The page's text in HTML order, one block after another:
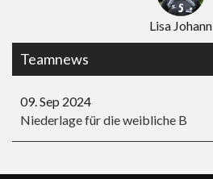
Lisa Johann
Teamnews
09. Sep 2024
Niederlage für die weibliche B